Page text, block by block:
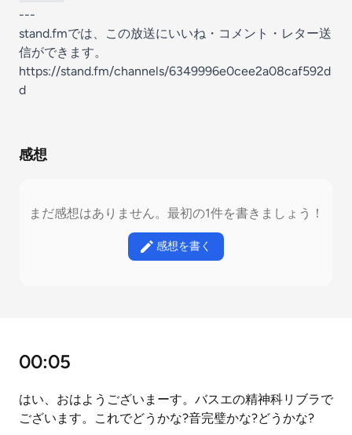
---
stand.fmでは、この放送にいいね・コメント・レター送
信ができます。
https://stand.fm/channels/6349996e0cee2a08caf592d
d
感想
まだ感想はありません。最初の1件を書きましょう！
感想を書く
00:05
はい、おはようございまーす。バスエの精神科リブラで
ございます。これでどうかな?音完璧かな?どうかな?